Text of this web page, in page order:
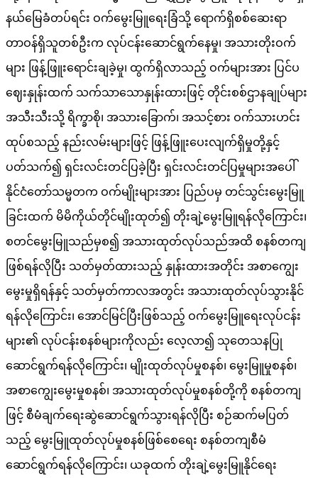
နယ်မြေခံတပ်ရင်း ဝက်မွေးမြူရေးခြံသို့ ရောက်ရှိစစ်ဆေးရာ
တာဝန်ရှိသူတစ်ဦးက လုပ်ငန်းဆောင်ရွက်နေမှု၊ အသားတိုးဝက်
များ ဖြန့်ဖြူးရောင်းချခဲ့မှု၊ ထွက်ရှိလာသည့် ဝက်များအား ပြင်ပ
ဈေးနှုန်းထက် သက်သာသောနှုန်းထားဖြင့် တိုင်းစစ်ဌာနချုပ်များ
အသီးသီးသို့ ရိက္ခာစို၊ အသားခြောက်၊ အသင့်စား ဝက်သားဟင်း
ထုပ်စသည့် နည်းလမ်းများဖြင့် ဖြန့်ဖြူးပေးလျက်ရှိမှုတို့နှင့်
ပတ်သက်၍ ရှင်းလင်းတင်ပြခဲ့ပြီး ရှင်းလင်းတင်ပြမှုများအပေါ်
နိုင်ငံတော်သမ္မတက ဝက်မျိုးများအား ပြည်ပမှ တင်သွင်းမွေးမြူ
ခြင်းထက် မိမိကိုယ်တိုင်မျိုးထုတ်၍ တိုးချဲ့မွေးမြူရန်လိုကြောင်း၊
စတင်မွေးမြူသည်မှစ၍ အသားထုတ်လုပ်သည်အထိ စနစ်တကျ
ဖြစ်ရန်လိုပြီး သတ်မှတ်ထားသည့် နှုန်းထားအတိုင်း အစာကျွေး
မွေးမှုရှိရန်နှင့် သတ်မှတ်ကာလအတွင်း အသားထုတ်လုပ်သွားနိုင်
ရန်လိုကြောင်း၊ အောင်မြင်ပြီးဖြစ်သည့် ဝက်မွေးမြူရေးလုပ်ငန်း
များ၏ လုပ်ငန်းစနစ်များကိုလည်း လေ့လာ၍ သုတေသနပြု
ဆောင်ရွက်ရန်လိုကြောင်း၊ မျိုးထုတ်လုပ်မှုစနစ်၊ မွေးမြူမှုစနစ်၊
အစာကျွေးမွေးမှုစနစ်၊ အသားထုတ်လုပ်မှုစနစ်တို့ကို စနစ်တကျ
ဖြင့် စီမံချက်ရေးဆွဲဆောင်ရွက်သွားရန်လိုပြီး စဉ်ဆက်မပြတ်
သည့် မွေးမြူထုတ်လုပ်မှုစနစ်ဖြစ်စေရေး စနစ်တကျစီမံ
ဆောင်ရွက်ရန်လိုကြောင်း၊ ယခုထက် တိုးချဲ့မွေးမြူနိုင်ရေး